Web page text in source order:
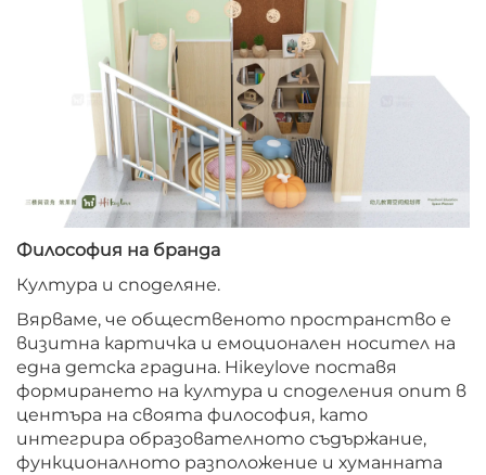
Философия на бранда
Култура и споделяне.
Вярваме, че общественото пространство е
визитна картичка и емоционален носител на
една детска градина. Hikeylove поставя
формирането на култура и споделения опит в
центъра на своята философия, като
интегрира образователното съдържание,
функционалното разположение и хуманната